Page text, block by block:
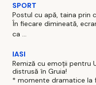
SPORT
Postul cu apă, taina prin
În fiecare dimineată,
ca ...
IASI
Remiză cu emoții pentru
distrusă în Gruia!
* momente dramatice la